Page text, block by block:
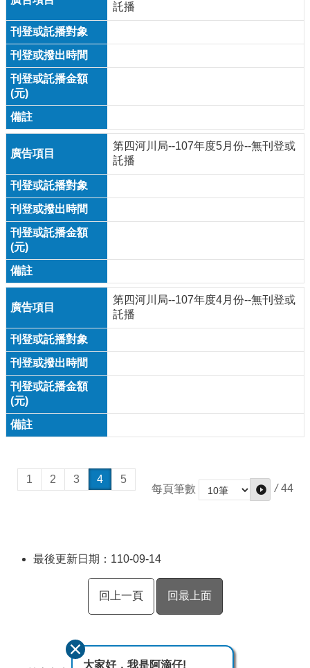
託播
第四河川局--107年度5月份--無刊登或
託播
第四河川局--107年度4月份--無刊登或
託播
1 2 3 4
5
每頁筆數
/ 44
最後更新日期：110-09-14
回上一頁 回最上面
大家好，我是阿滴仔!